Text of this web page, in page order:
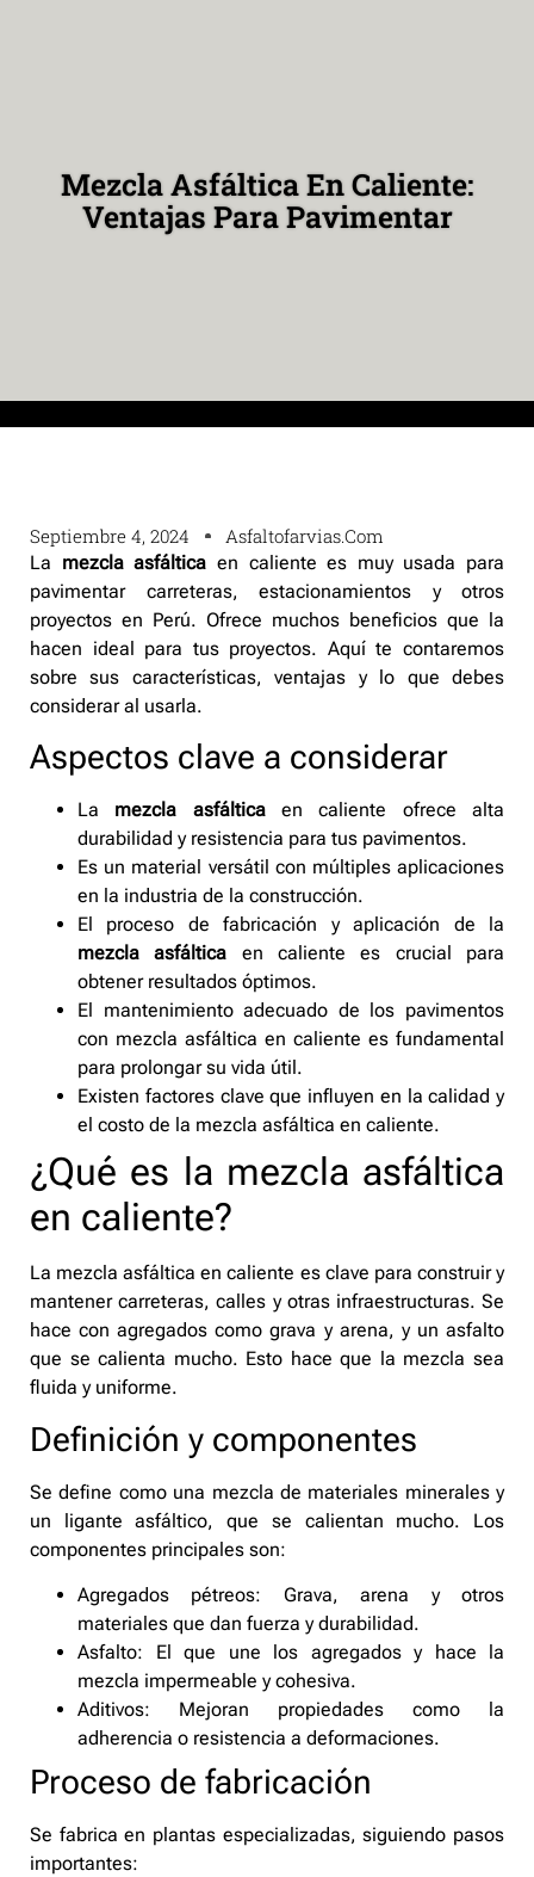
Mezcla Asfáltica En Caliente:
Ventajas Para Pavimentar
Septiembre 4, 2024 Asfaltofarvias.com
La mezcla asfáltica en caliente es muy usada para
pavimentar carreteras, estacionamientos y otros
proyectos en Perú. Ofrece muchos beneficios que la
hacen ideal para tus proyectos. Aquí te contaremos
sobre sus características, ventajas y lo que debes
considerar al usarla.
Aspectos clave a considerar
La mezcla asfálticaen caliente ofrece alta
durabilidad y resistencia para tus pavimentos.
Es un material versátil con múltiples aplicaciones
en la industria de la construcción.
El proceso de fabricación y aplicación de la
mezcla asfáltica en caliente es crucial para
obtener resultados óptimos.
El mantenimiento adecuado de los pavimentos
con mezcla asfáltica en caliente es fundamental
para prolongar su vida útil.
Existen factores clave que influyen en la calidad y
el costo de la mezcla asfáltica en caliente.
¿Qué es la mezcla asfáltica
en caliente?
La mezcla asfáltica en caliente es clave para construir y
mantener carreteras, calles y otras infraestructuras. Se
hace con agregados como grava y arena, y un asfalto
que se calienta mucho. Esto hace que la mezcla sea
fluida y uniforme.
Definición y componentes
Se define como una mezcla de materiales minerales y
un ligante asfáltico, que se calientan mucho. Los
componentes principales son:
Agregados pétreos: Grava, arena y otros
materiales que dan fuerza y durabilidad.
Asfalto: El que une los agregados y hace la
mezcla impermeable y cohesiva.
Aditivos: Mejoran propiedades como la
adherencia o resistencia a deformaciones.
Proceso de fabricación
Se fabrica en plantas especializadas, siguiendo pasos
importantes: